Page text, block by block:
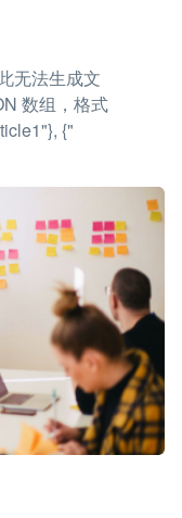
无法生成文
数组，格式
{"